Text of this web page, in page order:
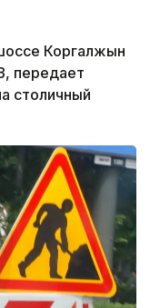
Коргалжын
передает
столичный